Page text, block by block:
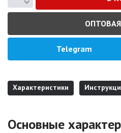
Telegram
Характеристики
Основные